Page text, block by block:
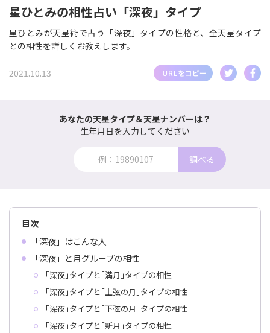
星ひとみの相性占い「深夜」タイプ
星ひとみが天星術で占う「深夜」タイプの性格と、全天星タイプ
との相性を詳しくお教えします。
2021.10.13
あなたの天星タイプ＆天星ナンバーは？
生年月日を入力してください
調べる
目次
「深夜」はこんな人
「深夜」と月グループの相性
｢深夜｣タイプと｢満月｣タイプの相性
｢深夜｣タイプと｢上弦の月｣タイプの相性
｢深夜｣タイプと｢下弦の月｣タイプの相性
｢深夜｣タイプと｢新月｣タイプの相性